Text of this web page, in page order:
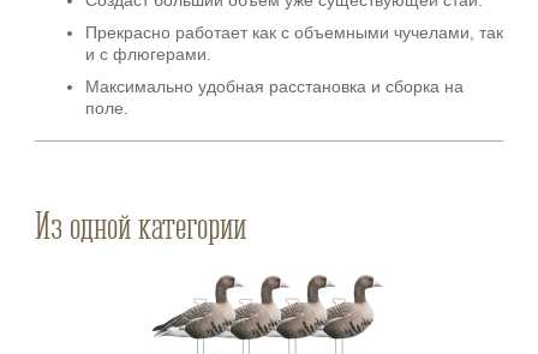
Прекрасно работает как с объемными чучелами, так
и с флюгерами.
Максимально удобная расстановка и сборка на
поле.
Из одной категории